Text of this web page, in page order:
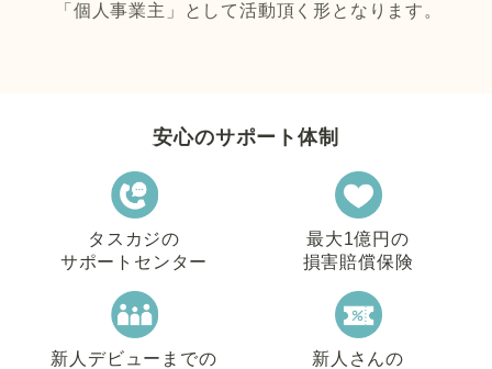
「個人事業主」として活動頂く形となります。
安心のサポート体制
タスカジの
サポートセンター
最大1億円の
損害賠償保険
新人デビューまでの
新人さんの